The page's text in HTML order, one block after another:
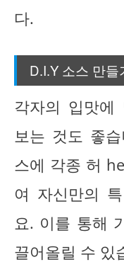
다.
D.I.Y 소스 만들
각자의 입맛에
보는 것도 좋
스에 각종 허
여 자신만의
요. 이를 통해
끌어올릴 수 있